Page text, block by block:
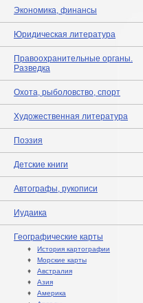
Экономика, финансы
Юридическая литература
Правоохранительные органы.
Разведка
Охота, рыболовство, спорт
Художественная литература
Поэзия
Детские книги
Автографы, рукописи
Иудаика
Географические карты
♦ История картографии
♦ Морские карты
♦ Австралия
♦ Азия
♦ Америка